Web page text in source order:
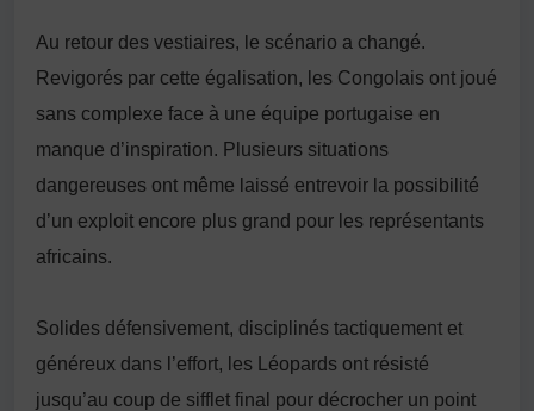
Au retour des vestiaires, le scénario a changé.
Revigorés par cette égalisation, les Congolais ont joué
sans complexe face à une équipe portugaise en
manque d’inspiration. Plusieurs situations
dangereuses ont même laissé entrevoir la possibilité
d’un exploit encore plus grand pour les représentants
africains.
Solides défensivement, disciplinés tactiquement et
généreux dans l’effort, les Léopards ont résisté
jusqu’au coup de sifflet final pour décrocher un point